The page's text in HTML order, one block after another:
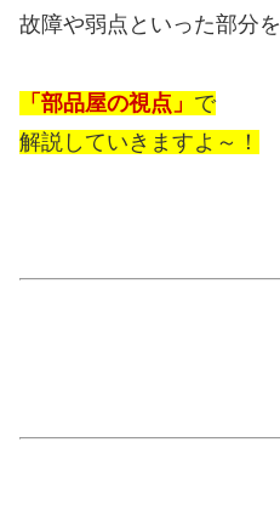
故障や弱点といった部分を
「部品屋の視点」 で
解説していきますよ～！